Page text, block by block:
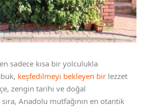
sadece kısa bir yolculukla
keşfedilmeyi bekleyen bir lezzet
zengin tarihi ve doğal
Anadolu mutfağının en otantik